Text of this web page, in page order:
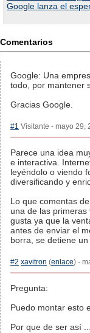
Google lanza el
Comentarios
Google: Una
todo, por mantener
Gracias Google.
#1 Visitante - mayo 29,
Parece una idea
e interactiva.
leyéndolo o viendo
diversificando y
Lo que comentas
una de las
gusta ya que la
antes de enviar el
borra, se detiene
#2 xavitron (enlace) -
Pregunta:
Puedo montar esto
Por que de ser así